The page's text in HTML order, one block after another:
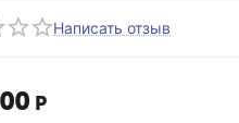
Написать отзыв
Р